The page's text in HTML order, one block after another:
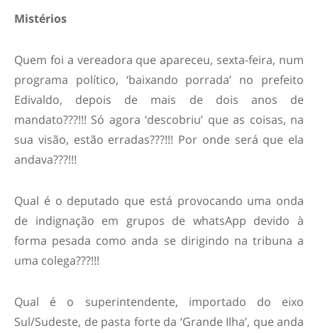
Mistérios
Quem foi a vereadora que apareceu, sexta-feira, num
programa político, ‘baixando porrada’ no prefeito
Edivaldo, depois de mais de dois anos de
mandato???!!! Só agora ‘descobriu’ que as coisas, na
sua visão, estão erradas???!!! Por onde será que ela
andava???!!!
Qual é o deputado que está provocando uma onda
de indignação em grupos de whatsApp devido à
forma pesada como anda se dirigindo na tribuna a
uma colega???!!!
Qual é o superintendente, importado do eixo
Sul/Sudeste, de pasta forte da ‘Grande Ilha’, que anda